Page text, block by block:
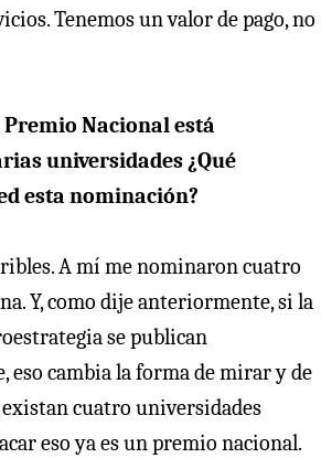
Tenemos un valor de pago, no
Nacional está
universidades ¿Qué
esta nominación?
A mí me nominaron cuatro
Y, como dije anteriormente, si la
se publican
cambia la forma de mirar y de
cuatro universidades
eso ya es un premio nacional.